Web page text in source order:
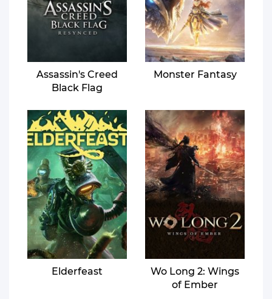
Assassin's Creed
Black Flag
Monster Fantasy
Elderfeast
Wo Long 2: Wings
of Ember